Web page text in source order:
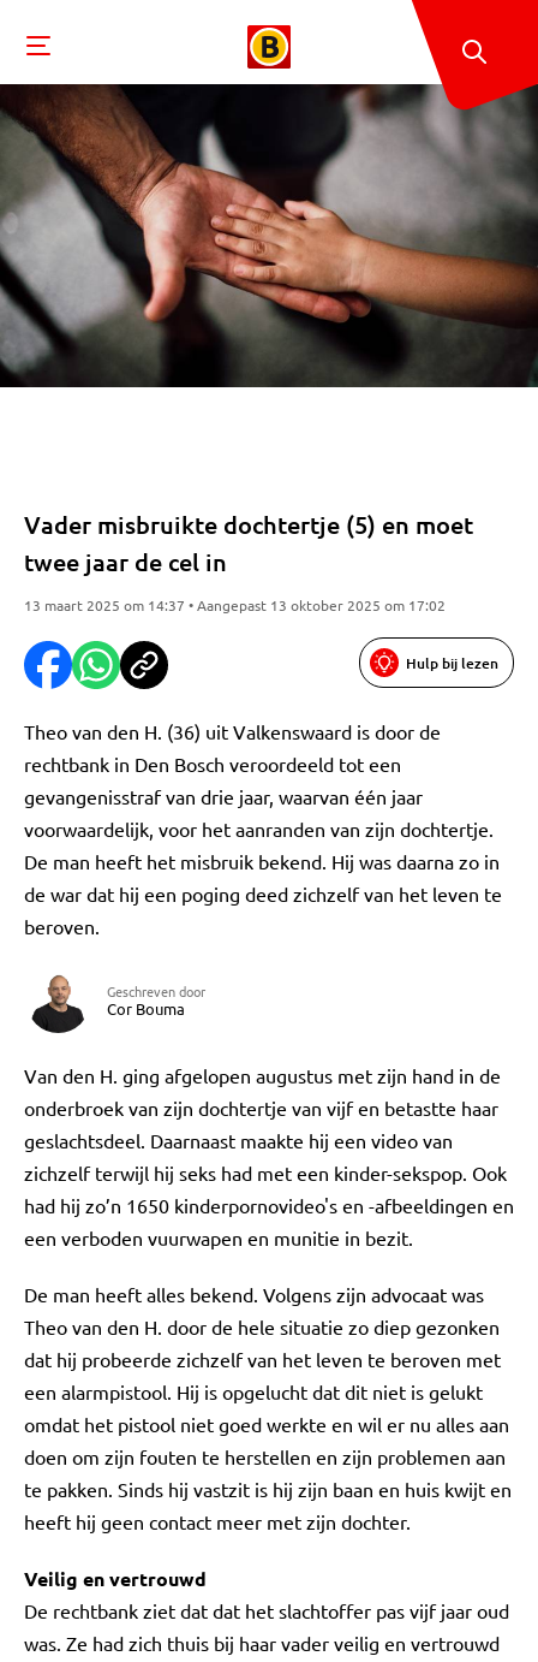
Vader misbruikte dochtertje (5) en moet
twee jaar de cel in
13 maart 2025 om 14:37 • Aangepast 13 oktober 2025 om 17:02
Hulp bij lezen
Theo van den H. (36) uit Valkenswaard is door de
rechtbank in Den Bosch veroordeeld tot een
gevangenisstraf van drie jaar, waarvan één jaar
voorwaardelijk, voor het aanranden van zijn dochtertje.
De man heeft het misbruik bekend. Hij was daarna zo in
de war dat hij een poging deed zichzelf van het leven te
beroven.
Geschreven door
Cor Bouma
Van den H. ging afgelopen augustus met zijn hand in de
onderbroek van zijn dochtertje van vijf en betastte haar
geslachtsdeel. Daarnaast maakte hij een video van
zichzelf terwijl hij seks had met een kinder-sekspop. Ook
had hij zo’n 1650 kinderpornovideo's en -afbeeldingen en
een verboden vuurwapen en munitie in bezit.
De man heeft alles bekend. Volgens zijn advocaat was
Theo van den H. door de hele situatie zo diep gezonken
dat hij probeerde zichzelf van het leven te beroven met
een alarmpistool. Hij is opgelucht dat dit niet is gelukt
omdat het pistool niet goed werkte en wil er nu alles aan
doen om zijn fouten te herstellen en zijn problemen aan
te pakken. Sinds hij vastzit is hij zijn baan en huis kwijt en
heeft hij geen contact meer met zijn dochter.
Veilig en vertrouwd
De rechtbank ziet dat dat het slachtoffer pas vijf jaar oud
was. Ze had zich thuis bij haar vader veilig en vertrouwd